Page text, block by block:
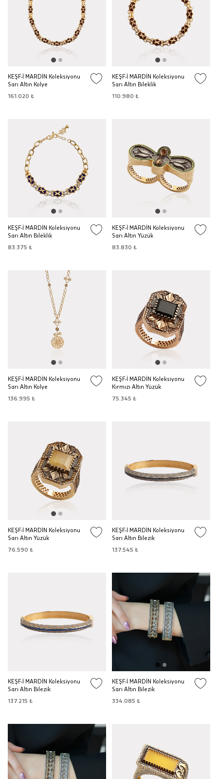
KEŞF-İ MARDİN Koleksiyonu
Sarı Altın Kolye
161.020 ₺
KEŞF-İ MARDİN Koleksiyonu
Sarı Altın Bileklik
110.980 ₺
KEŞF-İ MARDİN Koleksiyonu
Sarı Altın Bileklik
83.375 ₺
KEŞF-İ MARDİN Koleksiyonu
Sarı Altın Yüzük
83.830 ₺
KEŞF-İ MARDİN Koleksiyonu
Sarı Altın Kolye
136.995 ₺
KEŞF-İ MARDİN Koleksiyonu
Kırmızı Altın Yüzük
75.345 ₺
KEŞF-İ MARDİN Koleksiyonu
Sarı Altın Yüzük
76.590 ₺
KEŞF-İ MARDİN Koleksiyonu
Sarı Altın Bilezik
137.545 ₺
KEŞF-İ MARDİN Koleksiyonu
Sarı Altın Bilezik
137.215 ₺
KEŞF-İ MARDİN Koleksiyonu
Sarı Altın Bilezik
334.085 ₺